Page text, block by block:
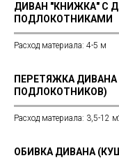
ДИВАН "КНИЖКА" С
ПОДЛОКОТНИКАМИ
Расход материала: 4-5 м
ПЕРЕТЯЖКА ДИВАНА
ПОДЛОКОТНИКОВ)
Расход материала: 3,5-12
ОБИВКА ДИВАНА